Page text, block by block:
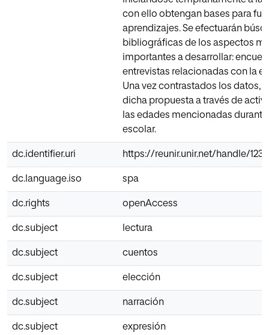
con ello obtengan bases para
aprendizajes. Se efectuarán
bibliográficas de los aspectos
importantes a desarrollar:
entrevistas relacionadas con la
Una vez contrastados los datos,
dicha propuesta a través de
las edades mencionadas durante
escolar.
dc.identifier.uri https://reunir.unir.net/handle/
dc.language.iso spa
dc.rights openAccess
dc.subject lectura
dc.subject cuentos
dc.subject elección
dc.subject narración
dc.subject expresión